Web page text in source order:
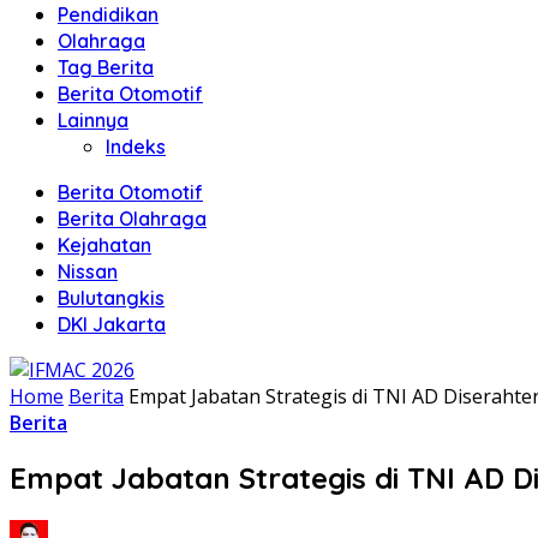
Pendidikan
Olahraga
Tag Berita
Berita Otomotif
Lainnya
Indeks
Berita Otomotif
Berita Olahraga
Kejahatan
Nissan
Bulutangkis
DKI Jakarta
Home Berita Empat Jabatan Strategis di TNI AD
Berita
Empat Jabatan Strategis di TNI AD